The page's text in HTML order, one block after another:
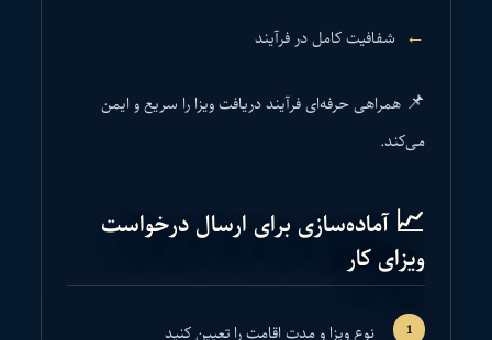
شفافیت کامل در فرآیند
📌 همراهی حرفه‌ای فرآیند دریافت ویزا را سریع و ایمن
می‌کند.
📈 آماده‌سازی برای ارسال درخواست
ویزای کار
نوع ویزا و مدت اقامت را تعیین کنید